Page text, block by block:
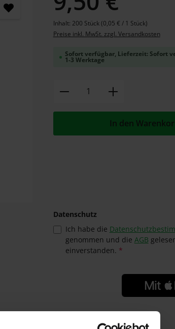
Inhalt: 200 Stück(0,05 € / 1 Stück)
Preise inkl. MwSt. zzgl. Versandkosten
Sofort verfügbar, Lieferzeit: Sofort
1-3 Werktage
Produkt Anzahl:
In den
Datenschutz
Ich habe die
genommen und die AGB
einverstanden. *
GTIN/EAN:
4305162370487